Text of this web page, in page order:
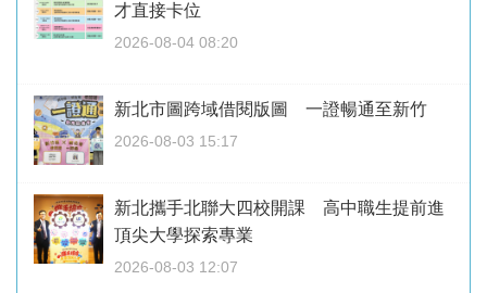
才直接卡位
2026-08-04 08:20
新北市圖跨域借閱版圖 一證暢通至新竹
2026-08-03 15:17
新北攜手北聯大四校開課 高中職生提前進
頂尖大學探索專業
2026-08-03 12:07